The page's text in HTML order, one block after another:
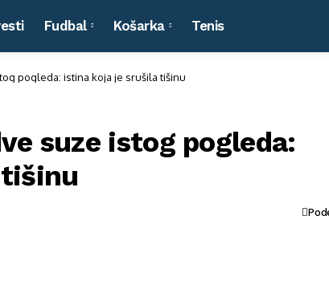
Fudbal Košarka Tenis
pogleda: istina koja je srušila tišinu
suze istog pogleda: